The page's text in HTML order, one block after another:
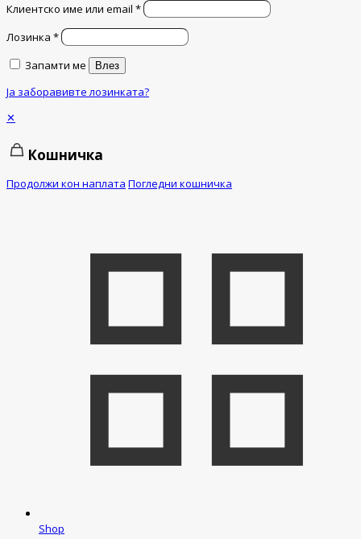
Клиентско име или email *
Лозинка *
Запамти ме
Влез
Ја заборавивте лозинката?
✕
Кошничка
Продолжи кон наплата Погледни кошничка
Shop